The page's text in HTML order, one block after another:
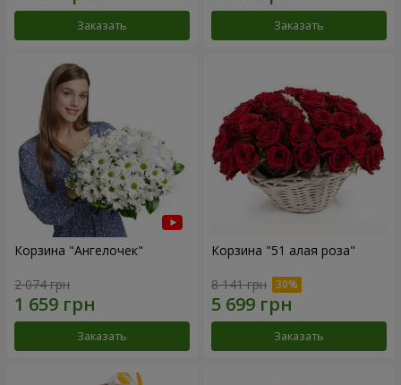
Заказать Заказать
Корзина "Ангелочек"
2 074 грн
Заказать
Корзина "51 алая роза"
8 141 грн
Заказать